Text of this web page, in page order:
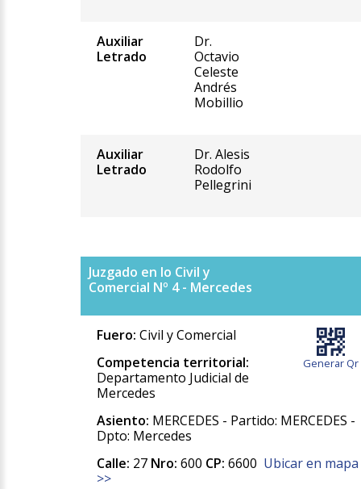
Auxiliar
Letrado
Dr.
Octavio
Celeste
Andrés
Mobillio
Auxiliar
Letrado
Dr. Alesis
Rodolfo
Pellegrini
Juzgado en lo Civil y
Comercial Nº 4 - Mercedes
Generar Qr
Fuero: Civil y Comercial
Competencia territorial:
Departamento Judicial de
Mercedes
Asiento: MERCEDES - Partido: MERCEDES -
Dpto: Mercedes
Calle: 27 Nro: 600 CP: 6600 Ubicar en mapa
>>